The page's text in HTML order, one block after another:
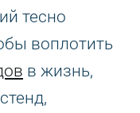
тесно
воплотить
в жизнь,